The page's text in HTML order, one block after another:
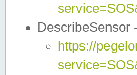
DescribeSensor
https://